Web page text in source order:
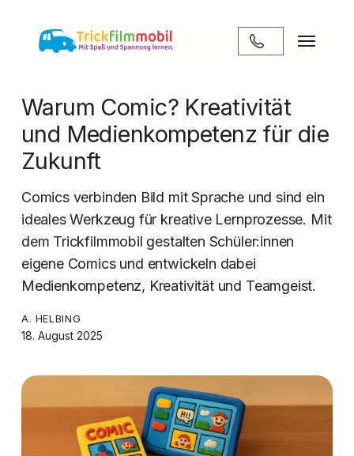
springen
Menü
Warum Comic? Kreativität
und Medienkompetenz für die
Zukunft
Comics verbinden Bild mit Sprache und sind ein
ideales Werkzeug für kreative Lernprozesse. Mit
dem Trickfilmmobil gestalten Schüler:innen
eigene Comics und entwickeln dabei
Medienkompetenz, Kreativität und Teamgeist.
A. HELBING
18. August 2025